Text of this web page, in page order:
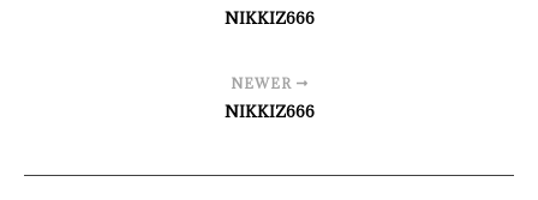
NIKKIZ666
NEWER
NIKKIZ666